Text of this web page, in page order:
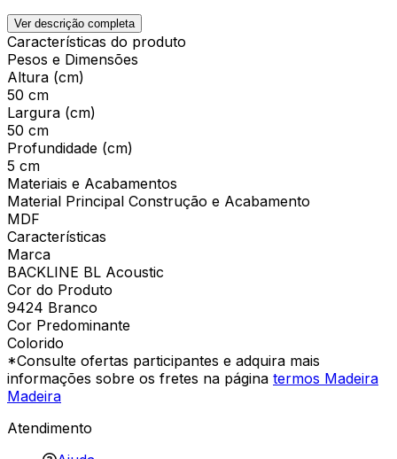
Ver descrição completa
Características do produto
Pesos e Dimensões
Altura (cm)
50 cm
Largura (cm)
50 cm
Profundidade (cm)
5 cm
Materiais e Acabamentos
Material Principal Construção e Acabamento
MDF
Características
Marca
BACKLINE BL Acoustic
Cor do Produto
9424 Branco
Cor Predominante
Colorido
*Consulte ofertas participantes e adquira mais
informações sobre os fretes na página termos Madeira
Madeira
Atendimento